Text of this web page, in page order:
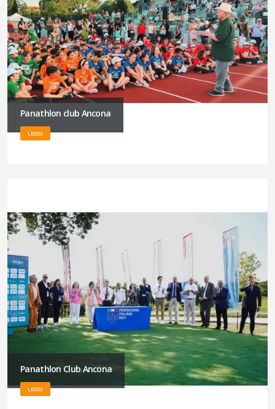
Panathlon club Ancona
LEGGI
Panathlon Club Ancona
LEGGI